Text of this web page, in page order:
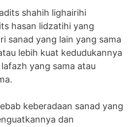
shahih lighairihi
hasan lidzatihi yang
sanad yang lain yang sama
lebih kuat kedudukannya
yang sama atau
keberadaan sanad yang
dan